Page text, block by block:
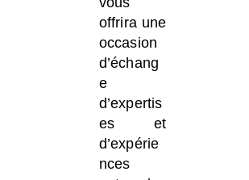
offrira une
occasion
d’échang
e
d’expertis
es et
d’expérie
nces